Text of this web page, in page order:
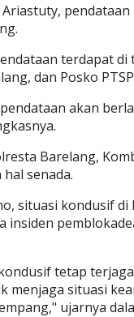
terdapat
dan Posko
akan
Barelang,
senada.
situasi kondusif
insiden
tetap
menjaga situasi
ujarnya